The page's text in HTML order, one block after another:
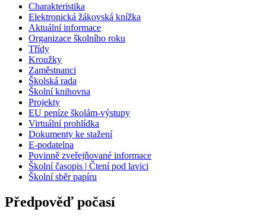
Charakteristika
Elektronická žákovská knížka
Aktuální informace
Organizace školního roku
Třídy
Kroužky
Zaměstnanci
Školská rada
Školní knihovna
Projekty
EU peníze školám-výstupy
Virtuální prohlídka
Dokumenty ke stažení
E-podatelna
Povinně zveřejňované informace
Školní časopis | Čtení pod lavici
Školní sběr papíru
Předpověď počasí